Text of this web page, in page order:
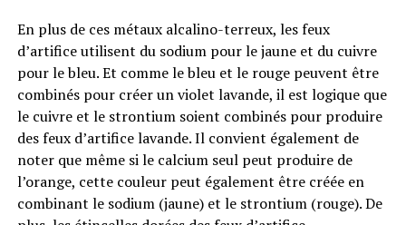
En plus de ces métaux alcalino-terreux, les feux
d’artifice utilisent du sodium pour le jaune et du cuivre
pour le bleu. Et comme le bleu et le rouge peuvent être
combinés pour créer un violet lavande, il est logique que
le cuivre et le strontium soient combinés pour produire
des feux d’artifice lavande. Il convient également de
noter que même si le calcium seul peut produire de
l’orange, cette couleur peut également être créée en
combinant le sodium (jaune) et le strontium (rouge). De